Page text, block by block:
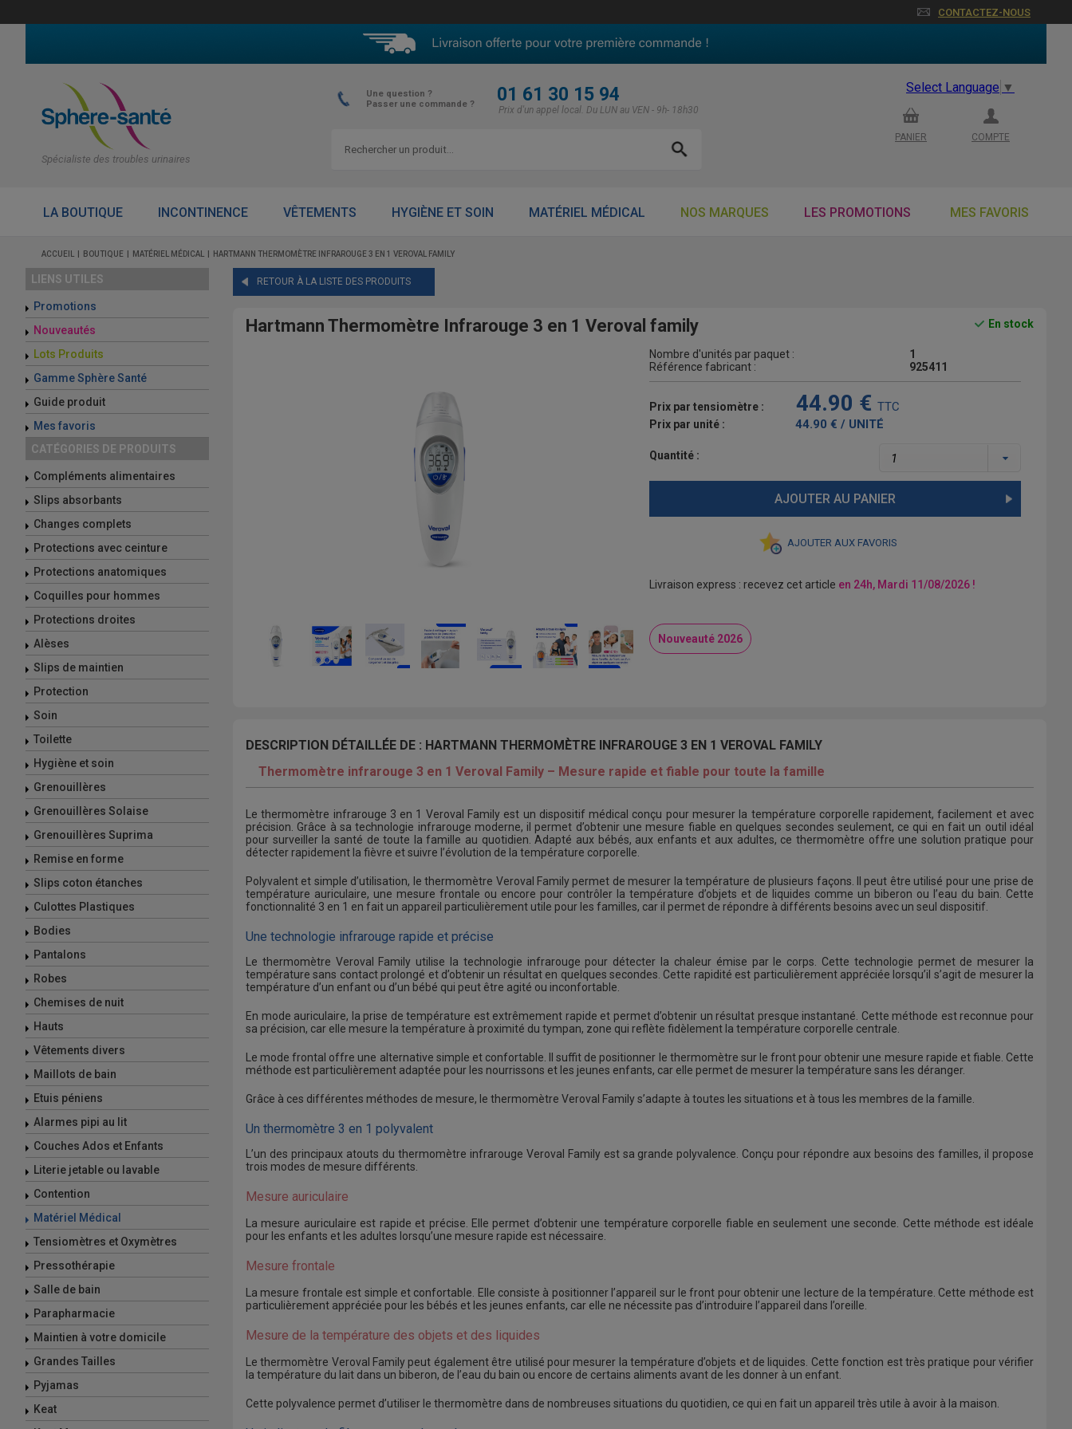
CONTACTEZ-NOUS
Spécialiste des troubles urinaires
Une question ?
Passer une commande ?
01 61 30 15 94
Prix d'un appel local. Du LUN au VEN - 9h- 18h30
Select Language ▼
PANIER COMPTE
LA BOUTIQUE INCONTINENCE VÊTEMENTS HYGIÈNE ET SOIN MATÉRIEL MÉDICAL NOS MARQUES LES PROMOTIONS MES FAVORIS
ACCUEIL BOUTIQUE MATÉRIEL MÉDICAL HARTMANN THERMOMÈTRE INFRAROUGE 3 EN 1 VEROVAL FAMILY
LIENS UTILES
Promotions
Nouveautés
Lots Produits
Gamme Sphère Santé
Guide produit
Mes favoris
CATÉGORIES DE PRODUITS
Compléments alimentaires
Slips absorbants
Changes complets
Protections avec ceinture
Protections anatomiques
Coquilles pour hommes
Protections droites
Alèses
Slips de maintien
Protection
Soin
Toilette
Hygiène et soin
Grenouillères
Grenouillères Solaise
Grenouillères Suprima
Remise en forme
Slips coton étanches
Culottes Plastiques
Bodies
Pantalons
Robes
Chemises de nuit
Hauts
Vêtements divers
Maillots de bain
Etuis péniens
Alarmes pipi au lit
Couches Ados et Enfants
Literie jetable ou lavable
Contention
Matériel Médical
Tensiomètres et Oxymètres
Pressothérapie
Salle de bain
Parapharmacie
Maintien à votre domicile
Grandes Tailles
Pyjamas
Keat
RETOUR À LA LISTE DES PRODUITS
En stock
Hartmann Thermomètre Infrarouge 3 en 1 Veroval family
Nombre d'unités par paquet :
1
Référence fabricant :
925411
Prix par tensiomètre : 44.90 € TTC
Prix par unité : 44.90 € / UNITÉ
Quantité :
AJOUTER AU PANIER
AJOUTER AUX FAVORIS
Livraison express : recevez cet article en 24h, Mardi 11/08/2026 !
Nouveauté 2026
DESCRIPTION DÉTAILLÉE DE : HARTMANN THERMOMÈTRE INFRAROUGE 3 EN 1 VEROVAL FAMILY
Thermomètre infrarouge 3 en 1 Veroval Family – Mesure rapide et fiable pour toute la famille
Le thermomètre infrarouge 3 en 1 Veroval Family est un dispositif médical conçu pour mesurer la température corporelle rapidement, facilement et avec
précision. Grâce à sa technologie infrarouge moderne, il permet d’obtenir une mesure fiable en quelques secondes seulement, ce qui en fait un outil idéal
pour surveiller la santé de toute la famille au quotidien. Adapté aux bébés, aux enfants et aux adultes, ce thermomètre offre une solution pratique pour
détecter rapidement la fièvre et suivre l’évolution de la température corporelle.
Polyvalent et simple d’utilisation, le thermomètre Veroval Family permet de mesurer la température de plusieurs façons. Il peut être utilisé pour une prise de
température auriculaire, une mesure frontale ou encore pour contrôler la température d’objets et de liquides comme un biberon ou l’eau du bain. Cette
fonctionnalité 3 en 1 en fait un appareil particulièrement utile pour les familles, car il permet de répondre à différents besoins avec un seul dispositif.
Une technologie infrarouge rapide et précise
Le thermomètre Veroval Family utilise la technologie infrarouge pour détecter la chaleur émise par le corps. Cette technologie permet de mesurer la
température sans contact prolongé et d’obtenir un résultat en quelques secondes. Cette rapidité est particulièrement appréciée lorsqu’il s’agit de mesurer la
température d’un enfant ou d’un bébé qui peut être agité ou inconfortable.
En mode auriculaire, la prise de température est extrêmement rapide et permet d’obtenir un résultat presque instantané. Cette méthode est reconnue pour
sa précision, car elle mesure la température à proximité du tympan, zone qui reflète fidèlement la température corporelle centrale.
Le mode frontal offre une alternative simple et confortable. Il suffit de positionner le thermomètre sur le front pour obtenir une mesure rapide et fiable. Cette
méthode est particulièrement adaptée pour les nourrissons et les jeunes enfants, car elle permet de mesurer la température sans les déranger.
Grâce à ces différentes méthodes de mesure, le thermomètre Veroval Family s’adapte à toutes les situations et à tous les membres de la famille.
Un thermomètre 3 en 1 polyvalent
L’un des principaux atouts du thermomètre infrarouge Veroval Family est sa grande polyvalence. Conçu pour répondre aux besoins des familles, il propose
trois modes de mesure différents.
Mesure auriculaire
La mesure auriculaire est rapide et précise. Elle permet d’obtenir une température corporelle fiable en seulement une seconde. Cette méthode est idéale
pour les enfants et les adultes lorsqu’une mesure rapide est nécessaire.
Mesure frontale
La mesure frontale est simple et confortable. Elle consiste à positionner l’appareil sur le front pour obtenir une lecture de la température. Cette méthode est
particulièrement appréciée pour les bébés et les jeunes enfants, car elle ne nécessite pas d’introduire l’appareil dans l’oreille.
Mesure de la température des objets et des liquides
Le thermomètre Veroval Family peut également être utilisé pour mesurer la température d’objets et de liquides. Cette fonction est très pratique pour vérifier
la température du lait dans un biberon, de l’eau du bain ou encore de certains aliments avant de les donner à un enfant.
Cette polyvalence permet d’utiliser le thermomètre dans de nombreuses situations du quotidien, ce qui en fait un appareil très utile à avoir à la maison.